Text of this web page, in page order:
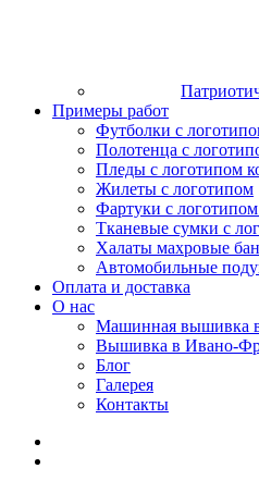
Примеры работ
Футболки с
Полотенца с
Пледы с логотипом
Жилеты с логотипом
Фартуки с логотипом
Тканевые сумки с
Халаты махровые
Автомобильные
Оплата и доставка
О нас
Машинная вышивка
Вышивка в Ивано-
Блог
Галерея
Контакты